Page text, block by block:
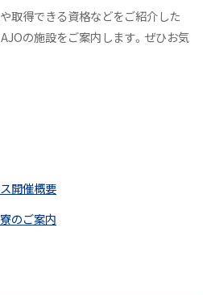
取得できる資格などをご紹介した
の施設をご案内します。ぜひお気
開催概要
のご案内